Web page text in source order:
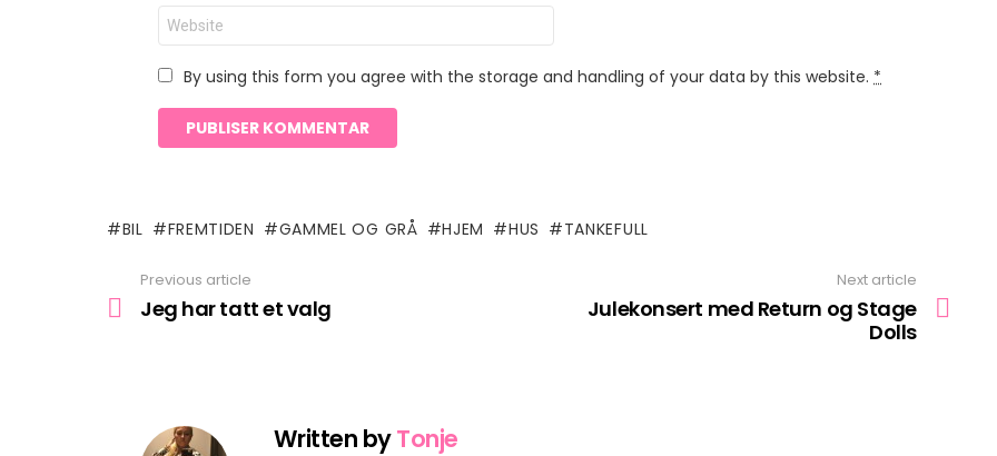
Nettsted
By using this form you agree with the storage and handling of your data by this website. *
BIL FREMTIDEN GAMMEL OG GRÅ HJEM HUS TANKEFULL
more
Previous article
Jeg har tatt et valg
Next article
Julekonsert med Return og Stage
Dolls
Written byTonje